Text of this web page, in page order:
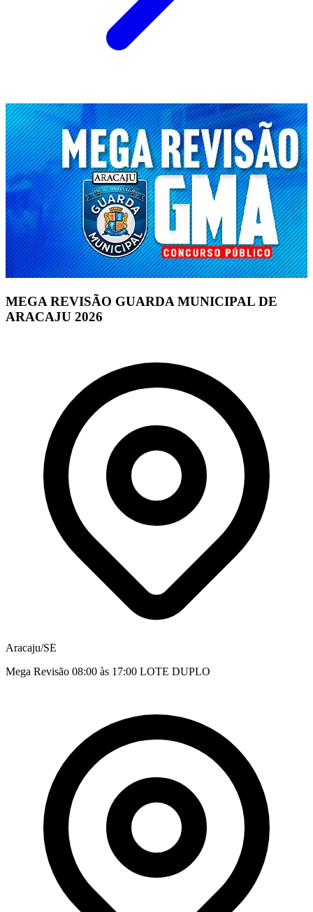
MEGA REVISÃO GUARDA MUNICIPAL DE
ARACAJU 2026
Aracaju/SE
Mega Revisão 08:00 às 17:00 LOTE DUPLO